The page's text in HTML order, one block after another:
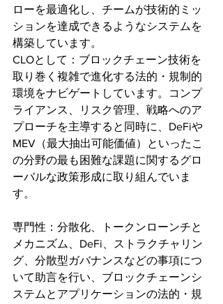
ローを最適化し、チームが技術的ミッ
ションを達成できるようなシステムを
構築しています。
CLOとして：ブロックチェーン技術を
取り巻く複雑で進化する法的・規制的
環境をナビゲートしています。コンプ
ライアンス、リスク管理、戦略へのア
プローチを主導すると同時に、DeFiや
MEV（最大抽出可能価値）といったこ
の分野の最も困難な課題に関するグロ
ーバルな政策形成に取り組んでいま
す。
専門性：分散化、トークンローンチと
メカニズム、DeFi、ストラクチャリン
グ、分散型ガバナンスなどの事項につ
いて助言を行い、ブロックチェーンシ
ステムとアプリケーションの法的・規